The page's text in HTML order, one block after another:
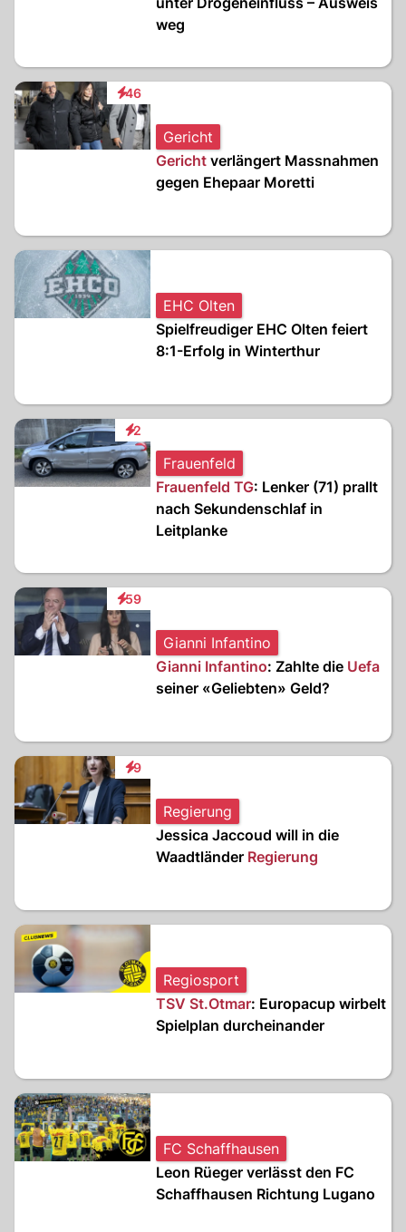
weg
46
Interaktionen
Gericht
Gericht verlängert Massnahmen
gegen Ehepaar Moretti
EHC Olten
Spielfreudiger EHC Olten feiert
8:1-Erfolg in Winterthur
2
Interaktionen
Frauenfeld
Frauenfeld TG: Lenker (71) prallt
nach Sekundenschlaf in
Leitplanke
59
Interaktionen
Gianni Infantino
Gianni Infantino: Zahlte die Uefa
seiner «Geliebten» Geld?
9
Interaktionen
Regierung
Jessica Jaccoud will in die
Waadtländer Regierung
Regiosport
TSV St.Otmar: Europacup wirbelt
Spielplan durcheinander
FC Schaffhausen
Leon Rüeger verlässt den FC
Schaffhausen Richtung Lugano